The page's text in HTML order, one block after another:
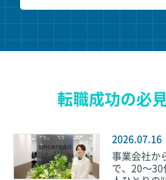
転職成功の必
2026.07.16
事業会社か
で、20～